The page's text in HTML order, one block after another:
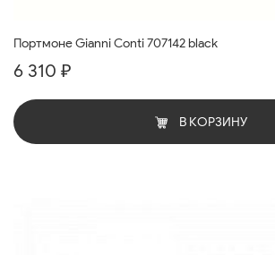
Портмоне Gianni Conti 707142 black
6 310 ₽
В КОРЗИНУ